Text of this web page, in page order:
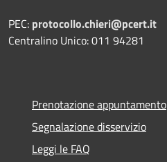
PEC: protocollo.chieri@pcert.it
Centralino Unico: 011 94281
Prenotazione appuntamento
Segnalazione disservizio
Leggi le FAQ